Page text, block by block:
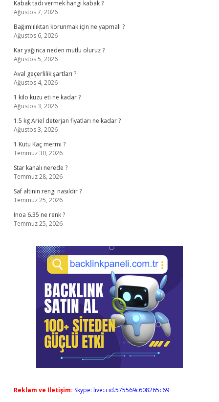
Kabak tadı vermek hangi kabak ?
Ağustos 7, 2026
Bağımlılıktan korunmak için ne yapmalı ?
Ağustos 6, 2026
Kar yağınca neden mutlu oluruz ?
Ağustos 5, 2026
Aval geçerlilik şartları ?
Ağustos 4, 2026
1 kilo kuzu eti ne kadar ?
Ağustos 3, 2026
1.5 kg Ariel deterjan fiyatları ne kadar ?
Ağustos 3, 2026
1 Kutu Kaç mermi ?
Temmuz 30, 2026
Star kanalı nerede ?
Temmuz 28, 2026
Saf altının rengi nasıldır ?
Temmuz 25, 2026
Inoa 6.35 ne renk ?
Temmuz 25, 2026
Reklam ve İletişim: Skype: live:.cid.575569c608265c69